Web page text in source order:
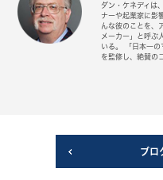
ダン・ケネディは
ナーや起業家に影
んな彼のことを、
メーカー」と呼ぶ
いる。 「日本一
を監修し、絶賛の
ブロ